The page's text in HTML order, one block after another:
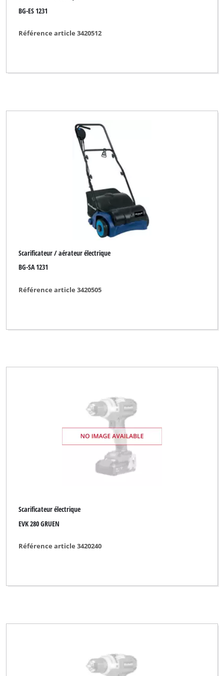
BG-ES 1231
Référence article 3420512
Scarificateur / aérateur électrique
BG-SA 1231
Référence article 3420505
Scarificateur électrique
EVK 280 GRUEN
Référence article 3420240